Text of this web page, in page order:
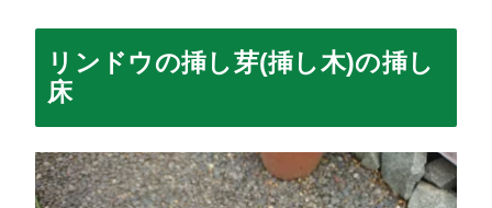
リンドウの挿し芽(挿し木)の挿し
床